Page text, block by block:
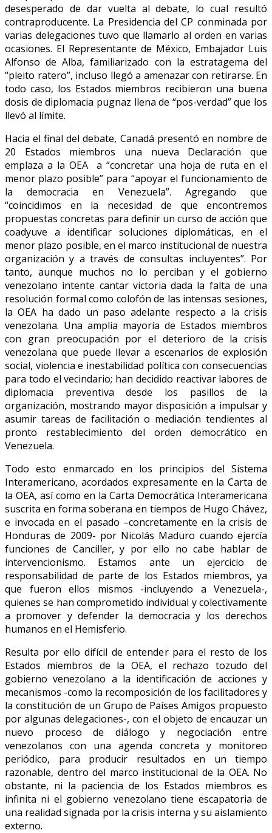
desesperado de dar vuelta al debate, lo cual resultó
contraproducente. La Presidencia del CP conminada por
varias delegaciones tuvo que llamarlo al orden en varias
ocasiones. El Representante de México, Embajador Luis
Alfonso de Alba, familiarizado con la estratagema del
“pleito ratero”, incluso llegó a amenazar con retirarse. En
todo caso, los Estados miembros recibieron una buena
dosis de diplomacia pugnaz llena de “pos-verdad” que los
llevó al límite.
Hacia el final del debate, Canadá presentó en nombre de
20 Estados miembros una nueva Declaración que
emplaza a la OEA a “concretar una hoja de ruta en el
menor plazo posible” para “apoyar el funcionamiento de
la democracia en Venezuela”. Agregando que
“coincidimos en la necesidad de que encontremos
propuestas concretas para definir un curso de acción que
coadyuve a identificar soluciones diplomáticas, en el
menor plazo posible, en el marco institucional de nuestra
organización y a través de consultas incluyentes”. Por
tanto, aunque muchos no lo perciban y el gobierno
venezolano intente cantar victoria dada la falta de una
resolución formal como colofón de las intensas sesiones,
la OEA ha dado un paso adelante respecto a la crisis
venezolana. Una amplia mayoría de Estados miembros
con gran preocupación por el deterioro de la crisis
venezolana que puede llevar a escenarios de explosión
social, violencia e inestabilidad política con consecuencias
para todo el vecindario; han decidido reactivar labores de
diplomacia preventiva desde los pasillos de la
organización, mostrando mayor disposición a impulsar y
asumir tareas de facilitación o mediación tendientes al
pronto restablecimiento del orden democrático en
Venezuela.
Todo esto enmarcado en los principios del Sistema
Interamericano, acordados expresamente en la Carta de
la OEA, así como en la Carta Democrática Interamericana
suscrita en forma soberana en tiempos de Hugo Chávez,
e invocada en el pasado –concretamente en la crisis de
Honduras de 2009- por Nicolás Maduro cuando ejercía
funciones de Canciller, y por ello no cabe hablar de
intervencionismo. Estamos ante un ejercicio de
responsabilidad de parte de los Estados miembros, ya
que fueron ellos mismos -incluyendo a Venezuela-,
quienes se han comprometido individual y colectivamente
a promover y defender la democracia y los derechos
humanos en el Hemisferio.
Resulta por ello difícil de entender para el resto de los
Estados miembros de la OEA, el rechazo tozudo del
gobierno venezolano a la identificación de acciones y
mecanismos -como la recomposición de los facilitadores y
la constitución de un Grupo de Países Amigos propuesto
por algunas delegaciones-, con el objeto de encauzar un
nuevo proceso de diálogo y negociación entre
venezolanos con una agenda concreta y monitoreo
periódico, para producir resultados en un tiempo
razonable, dentro del marco institucional de la OEA. No
obstante, ni la paciencia de los Estados miembros es
infinita ni el gobierno venezolano tiene escapatoria de
una realidad signada por la crisis interna y su aislamiento
externo.